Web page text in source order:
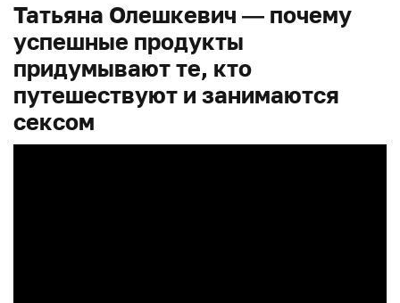
Татьяна Олешкевич — почему
успешные продукты
придумывают те, кто
путешествуют и занимаются
сексом